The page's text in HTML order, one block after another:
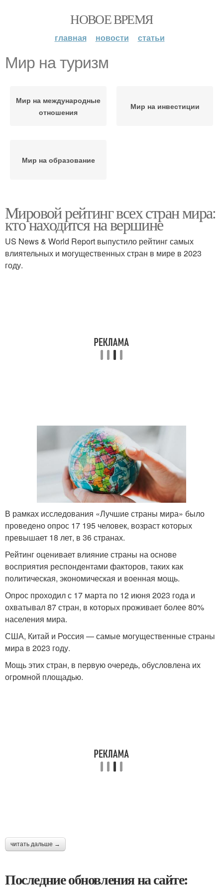
НОВОЕ ВРЕМЯ
главная новости статьи
Мир на туризм
Мир на международные
отношения
Мир на инвестиции
Мир на образование
Мировой рейтинг всех стран мира:
кто находится на вершине
US News & World Report выпустило рейтинг самых
влиятельных и могущественных стран в мире в 2023
году.
В рамках исследования «Лучшие страны мира» было
проведено опрос 17 195 человек, возраст которых
превышает 18 лет, в 36 странах.
Рейтинг оценивает влияние страны на основе
восприятия респондентами факторов, таких как
политическая, экономическая и военная мощь.
Опрос проходил с 17 марта по 12 июня 2023 года и
охватывал 87 стран, в которых проживает более 80%
населения мира.
США, Китай и Россия — самые могущественные страны
мира в 2023 году.
Мощь этих стран, в первую очередь, обусловлена их
огромной площадью.
читать дальше →
Последние обновления на сайте: